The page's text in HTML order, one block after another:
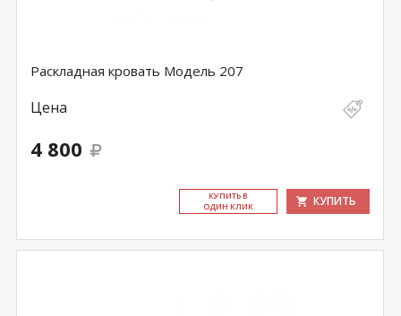
Раскладная кровать Модель 207
Цена
4 800
КУ­ПИТЬ В
ОДИН КЛИК
КУПИТЬ